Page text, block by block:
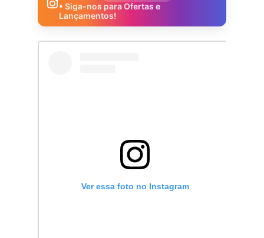
• Siga-nos para Ofertas e
Lançamentos!
Ver essa foto no Instagram